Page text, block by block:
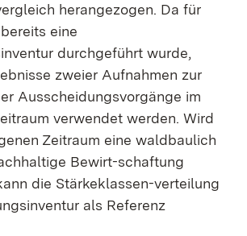
herangezogen. Da für
eine
durchgeführt wurde,
zweier Aufnahmen zur
Ausscheidungsvorgänge im
verwendet werden. Wird
Zeitraum eine waldbaulich
Bewirt-schaftung
die Stärkeklassen-verteilung
als Referenz